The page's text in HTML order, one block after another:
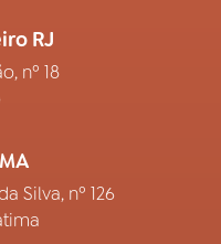
RJ
nº 18
Silva, nº 126